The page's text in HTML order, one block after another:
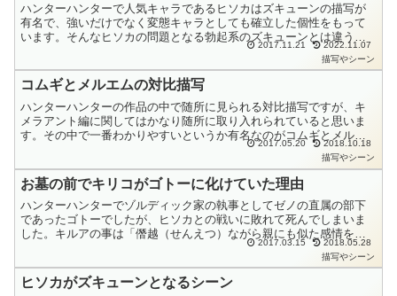
ハンターハンターで人気キャラであるヒソカはズキューンの描写が
有名で、強いだけでなく変態キャラとしても確立した個性をもって
います。そんなヒソカの問題となる勃起系のズキューンとは違う衝
撃的な描写を見つけてしまったわけです。これはハンターハンタ
2017.11.21
2022.11.07
描写やシーン
コムギとメルエムの対比描写
ハンターハンターの作品の中で随所に見られる対比描写ですが、キ
メラアント編に関してはかなり随所に取り入れられていると思いま
す。その中で一番わかりやすいというか有名なのがコムギとメルエ
ムの対比描写です。実はこの２人には私の覚醒考察でも解明でき
2017.05.20
2018.10.18
描写やシーン
お墓の前でキリコがゴトーに化けていた理由
ハンターハンターでゾルディック家の執事としてゼノの直属の部下
であったゴトーでしたが、ヒソカとの戦いに敗れて死んでしまいま
した。キルアの事は「僭越（せんえつ）ながら親にも似た感情を抱
いている。」と言っていただけに、キルアとアルカ（ナニカ）を
2017.03.15
2018.05.28
描写やシーン
ヒソカがズキューンとなるシーン